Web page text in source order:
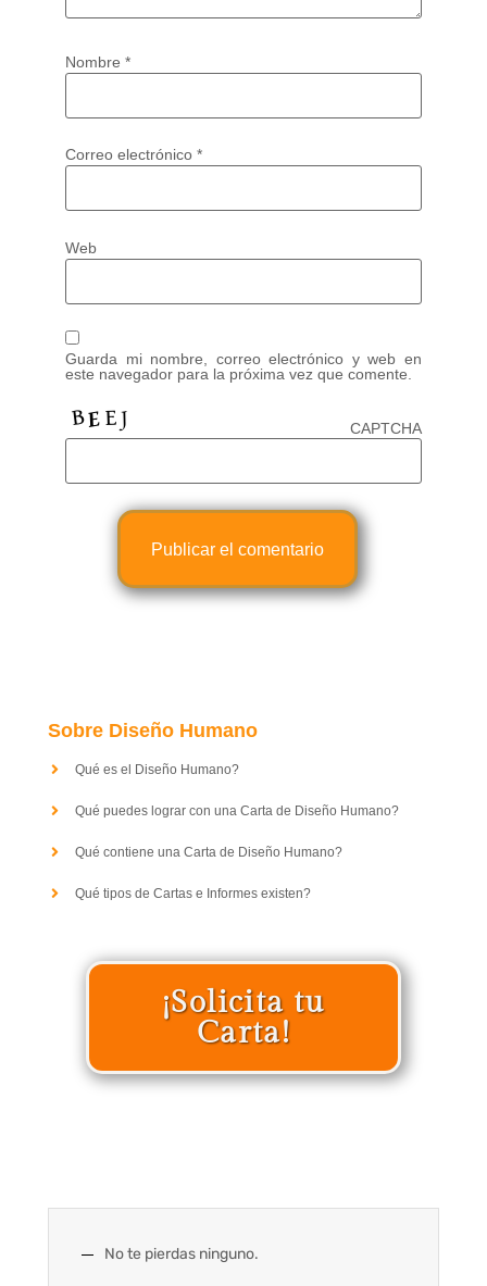
Nombre *
Correo electrónico *
Web
Guarda mi nombre, correo electrónico y web en
este navegador para la próxima vez que comente.
CAPTCHA
Sobre Diseño Humano
Qué es el Diseño Humano?
Qué puedes lograr con una Carta de Diseño Humano?
Qué contiene una Carta de Diseño Humano?
Qué tipos de Cartas e Informes existen?
¡Solicita tu
Carta!
No te pierdas ninguno.